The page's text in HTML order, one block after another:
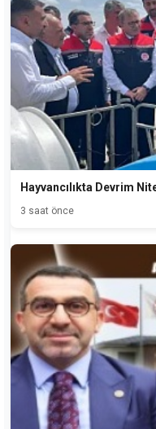
Hayvancılıkta Devrim
3 saat önce